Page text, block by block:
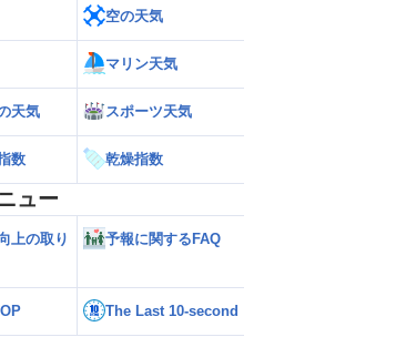
島県
【雨情報】関東は通勤通学時も弱い雨
日中は再び雨降りやすい
空の天気
マリン天気
天気 スポーツ天気
数 乾燥指数
ュー
上の取り
予報に関するFAQ
The Last 10-second